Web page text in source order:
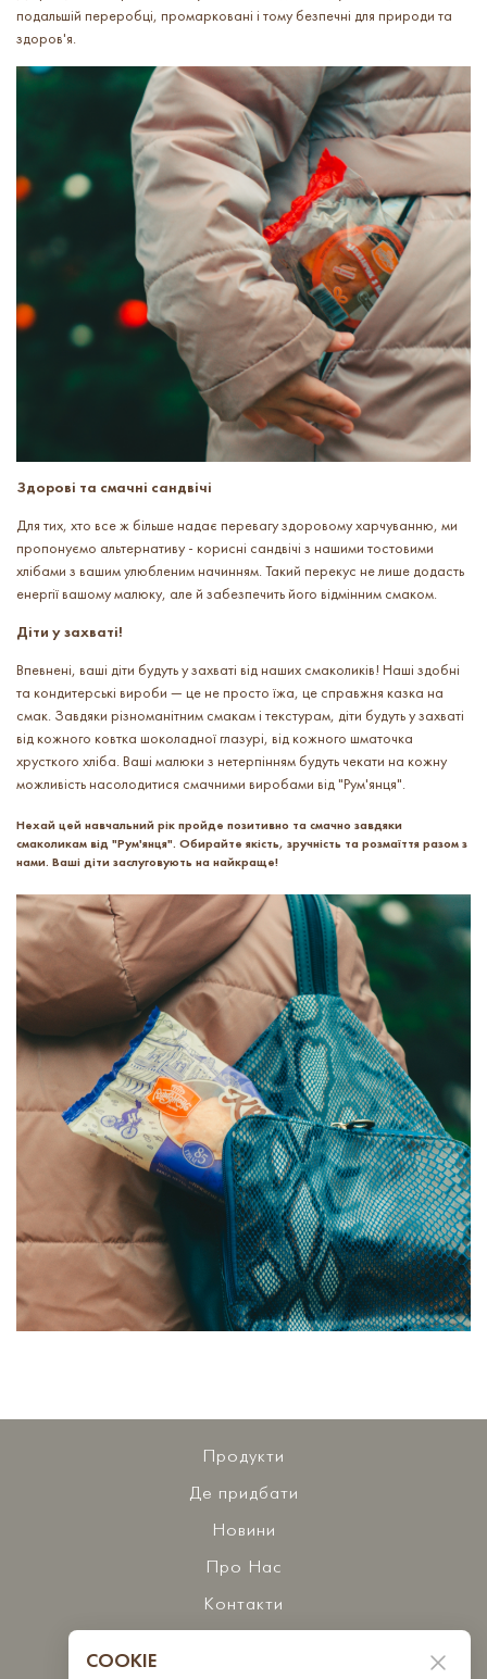
подальшій переробці, промарковані і тому безпечні для природи та
здоров'я.
Здорові та смачні сандвічі
Для тих, хто все ж більше надає перевагу здоровому харчуванню, ми
пропонуємо альтернативу - корисні сандвічі з нашими тостовими
хлібами з вашим улюбленим начинням. Такий перекус не лише додасть
енергії вашому малюку, але й забезпечить його відмінним смаком.
Діти у захваті!
Впевнені, ваші діти будуть у захваті від наших смаколиків! Наші здобні
та кондитерські вироби — це не просто їжа, це справжня казка на
смак. Завдяки різноманітним смакам і текстурам, діти будуть у захваті
від кожного ковтка шоколадної глазурі, від кожного шматочка
хрусткого хліба. Ваші малюки з нетерпінням будуть чекати на кожну
можливість насолодитися смачними виробами від "Рум'янця".
Нехай цей навчальний рік пройде позитивно та смачно завдяки
смаколикам від "Рум'янця". Обирайте якість, зручність та розмаїття разом з
нами. Ваші діти заслуговують на найкраще!
Продукти
Де придбати
Новини
Про Нас
Контакти
COOKIE